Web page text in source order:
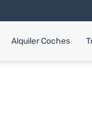
Alquiler Coches